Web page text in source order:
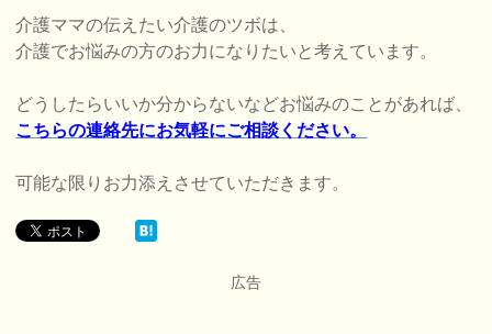
介護ママの伝えたい介護のツボは、
介護でお悩みの方のお力になりたいと考えています。
どうしたらいいか分からないなどお悩みのことがあれば、
こちらの連絡先にお気軽にご相談ください。
可能な限りお力添えさせていただきます。
広告